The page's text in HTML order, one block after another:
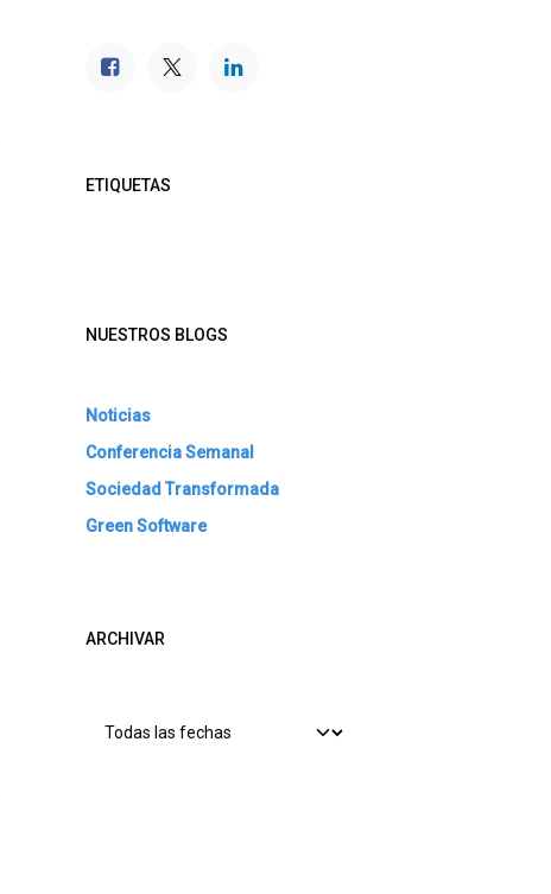
ETIQUETAS
NUESTROS BLOGS
Noticias
Conferencia Semanal
Sociedad Transformada
Green Software
ARCHIVAR